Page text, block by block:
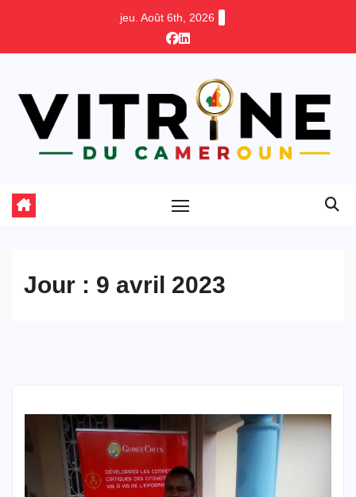
jeu. Août 6th, 2026
Jour : 9 avril 2023